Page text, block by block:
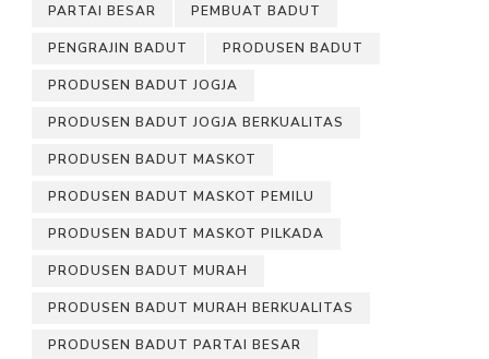
PARTAI BESAR PEMBUAT BADUT
PENGRAJIN BADUT PRODUSEN BADUT
PRODUSEN BADUT JOGJA
PRODUSEN BADUT JOGJA BERKUALITAS
PRODUSEN BADUT MASKOT
PRODUSEN BADUT MASKOT PEMILU
PRODUSEN BADUT MASKOT PILKADA
PRODUSEN BADUT MURAH
PRODUSEN BADUT MURAH BERKUALITAS
PRODUSEN BADUT PARTAI BESAR